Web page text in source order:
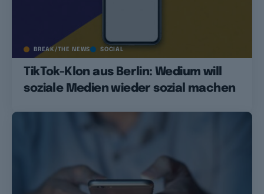
BREAK/THE NEWS SOCIAL
TikTok-Klon aus Berlin: Wedium will
soziale Medien wieder sozial machen